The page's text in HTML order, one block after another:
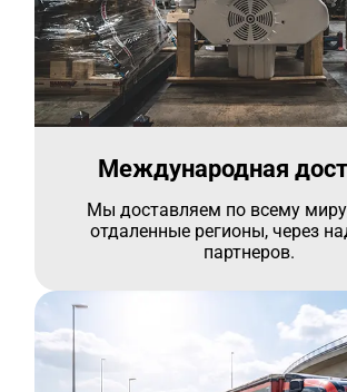
Международная
Мы доставляем по всему
отдаленные регионы, через
партнеров.